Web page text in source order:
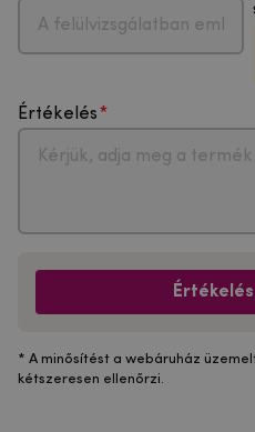
Értékelés
* A minősítést a webáruház
kétszeresen ellenőrzi.